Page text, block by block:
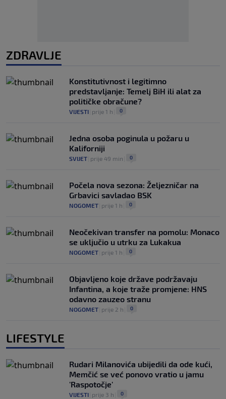
ZDRAVLJE
Konstitutivnost i legitimno
predstavljanje: Temelj BiH ili alat za
političke obračune?
VIJESTI prije 1 h 0
Jedna osoba poginula u požaru u
Kaliforniji
SVIJET prije 49 min 0
Počela nova sezona: Željezničar na
Grbavici savladao BSK
NOGOMET prije 1 h 0
Neočekivan transfer na pomolu: Monaco
se uključio u utrku za Lukakua
NOGOMET prije 1 h 0
Objavljeno koje države podržavaju
Infantina, a koje traže promjene: HNS
odavno zauzeo stranu
NOGOMET prije 2 h 0
LIFESTYLE
Rudari Milanovića ubijedili da ode kući,
Memčić se već ponovo vratio u jamu
'Raspotočje'
VIJESTI prije 3 h 0